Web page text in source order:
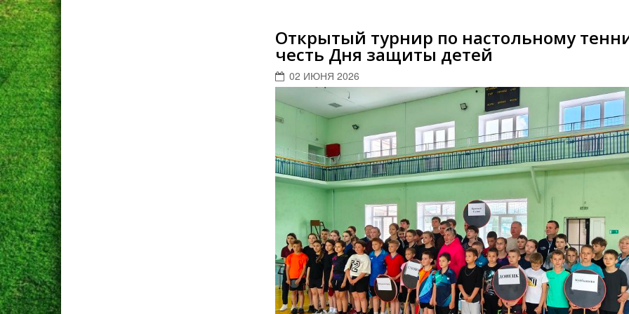
Открытый турнир по настольному
честь Дня защиты детей
02 ИЮНЯ 2026